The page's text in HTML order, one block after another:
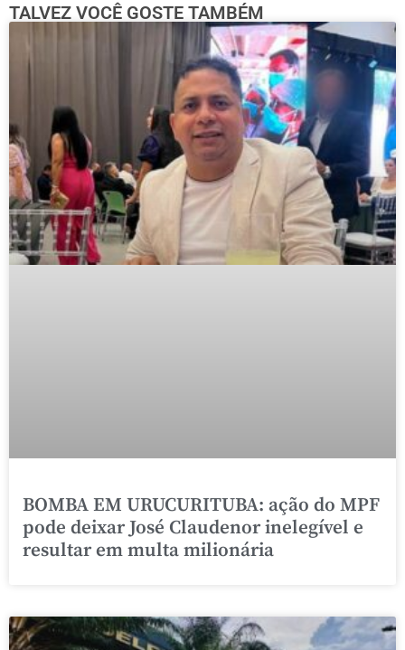
TALVEZ VOCÊ GOSTE TAMBÉM
BOMBA EM URUCURITUBA: ação do MPF
pode deixar José Claudenor inelegível e
resultar em multa milionária